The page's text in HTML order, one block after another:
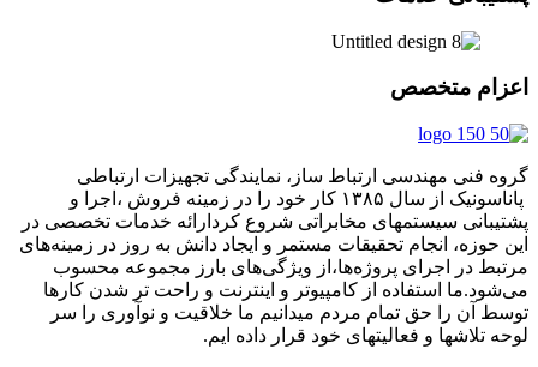
اعزام متخصص
گروه فنی مهندسی ارتباط ساز، نمایندگی تجهیزات ارتباطی
پاناسونیک از سال ۱۳۸۵ کار خود را در زمینه فروش ،اجرا و
پشتیبانی سیستمهای مخابراتی شروع کردارائه خدمات تخصصی در
این حوزه، انجام تحقیقات مستمر و ایجاد دانش به‌ روز در زمینه‌های
مرتبط در اجرای پروژه‌ها،از ویژگی‌های بارز مجموعه محسوب
می‌شود.ما استفاده از کامپیوتر و اینترنت و راحت تر شدن کارها
توسط آن را حق تمام مردم میدانیم ما خلاقیت و نوآوری را سر
لوحه تلاشها و فعالیتهای خود قرار داده ایم.